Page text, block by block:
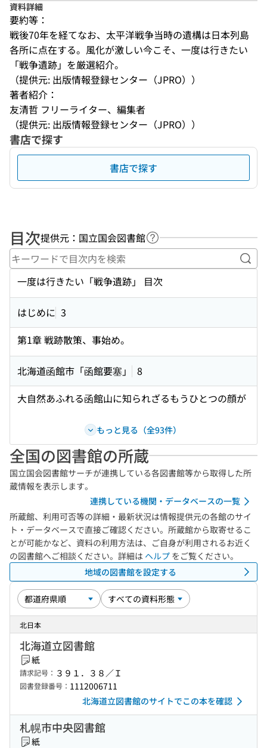
資料詳細
要約等：
戦後70年を経てなお、太平洋戦争当時の遺構は日本列島
各所に点在する。風化が激しい今こそ、一度は行きたい
「戦争遺跡」を厳選紹介。
（提供元: 出版情報登録センター（JPRO））
著者紹介：
友清哲 フリーライター、編集者
（提供元: 出版情報登録センター（JPRO））
書店で探す
書店で探す
目次提供元：国立国会図書館 ヘルプページへのリンク
キ
一度は行きたい「戦争遺跡」 目次
はじめに 3
第1章 戦跡散策、事始め。
北海道函館市「函館要塞」
8
大自然あふれる函館山に知られざるもうひとつの顔が
もっと見る（全93件）
全国の図書館の所蔵
国立国会図書館サーチが連携している各図書館等から取得した所
蔵情報を表示します。
連携している機関・データベースの一覧
所蔵館、利用可否等の詳細・最新状況は情報提供元の各館のサイ
ト・データベースで直接ご確認ください。所蔵館から取寄せるこ
とが可能かなど、資料の利用方法は、ご自身が利用されるお近く
の図書館へご相談ください。詳細は ヘルプ をご覧ください。
地域の図書館を設定する
北日本
北海道立図書館
紙
請求記号： ３９１．３８／Ｉ
図書登録番号： 1112006711
北海道立図書館のサイトでこの本を確認
札幌市中央図書館
紙